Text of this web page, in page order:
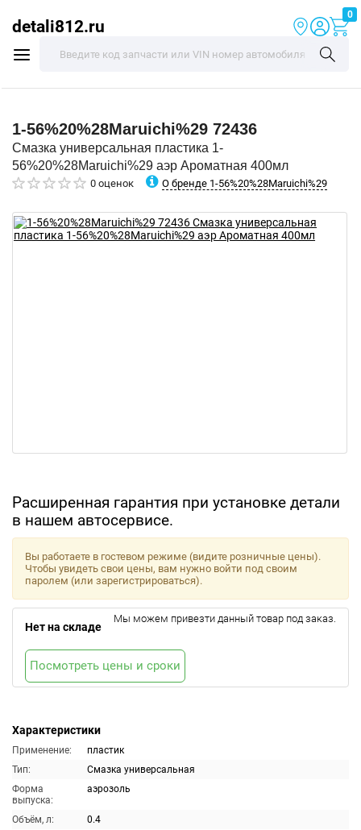
detali812.ru
0
1-56%20%28Maruichi%29 72436
Смазка универсальная пластика 1-
56%20%28Maruichi%29 аэр Ароматная 400мл
0 оценок О бренде 1-56%20%28Maruichi%29
Расширенная гарантия при установке детали
в нашем автосервисе.
Характеристики
Применение:
пластик
Тип:
Смазка универсальная
Форма
выпуска:
аэрозоль
Объём, л:
0.4
Вы работаете в гостевом режиме (видите розничные цены).
Чтобы увидеть свои цены, вам нужно войти под своим
паролем (или зарегистрироваться).
Нет на складе
Мы можем привезти данный товар под заказ.
Посмотреть цены и сроки